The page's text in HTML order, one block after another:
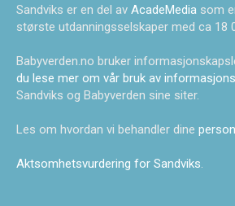
Sandviks er en del av AcadeMedia som
største utdanningsselskaper med ca 18
Babyverden.no bruker
du lese mer om vår bruk av
Sandviks og Babyverden sine siter.
Les om hvordan vi behandler dine
Aktsomhetsvurdering for Sandviks.